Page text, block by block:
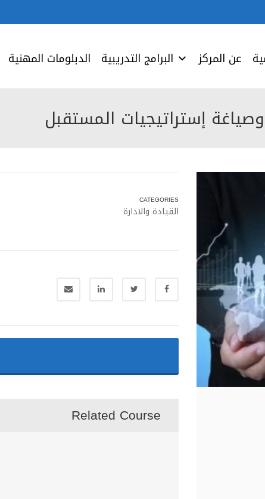
عن المركز البرامج التدريبية الدبلومات المهنية
وصياغة إستراتيجيات المستقبل
CATEGORIES
القيادة والادارة
Related Course